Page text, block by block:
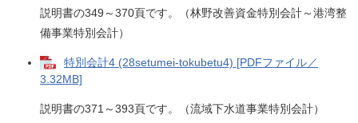
説明書の349～370頁です。（林野改善資金特別会計～港湾整
備事業特別会計）
特別会計4 (28setumei-tokubetu4) [PDFファイル／
3.32MB]
説明書の371～393頁です。（流域下水道事業特別会計）